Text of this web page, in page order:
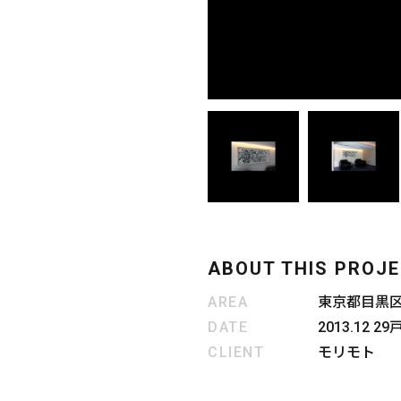
ABOUT THIS
AREA
東京都目黒
DATE
2013.12 29
CLIENT
モリモト